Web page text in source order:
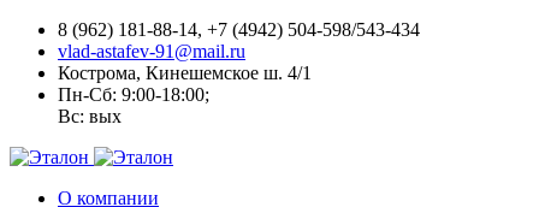
8 (962) 181-88-14, +7 (4942) 504-598/543-434
vlad-astafev-91@mail.ru
Кострома, Кинешемское ш. 4/1
Пн-Сб: 9:00-18:00;
Вс: вых
О компании